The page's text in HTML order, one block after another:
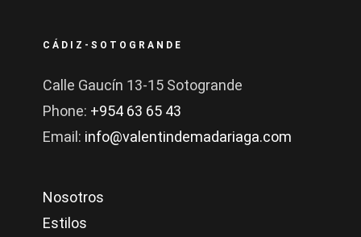
CÁDIZ-SOTOGRANDE
Calle Gaucín 13-15 Sotogrande
Phone: +954 63 65 43
Email: info@valentindemadariaga.com
Nosotros
Estilos